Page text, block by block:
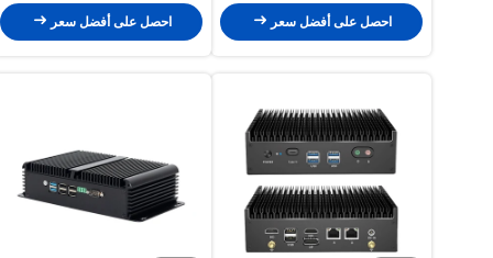
المنزلي
احصل على أفضل سعر
احصل على أفضل سعر